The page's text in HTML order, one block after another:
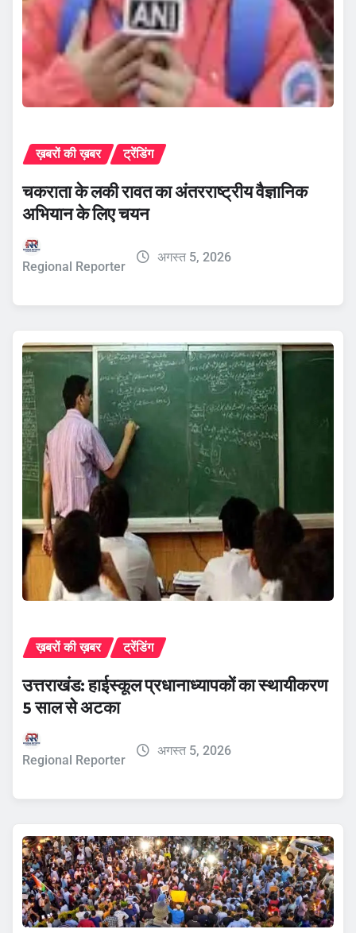
ख़बरों की ख़बर ट्रेंडिंग
चकराता के लकी रावत का अंतरराष्ट्रीय वैज्ञानिक
अभियान के लिए चयन
Regional Reporter
अगस्त 5, 2026
ख़बरों की ख़बर ट्रेंडिंग
उत्तराखंड: हाईस्कूल प्रधानाध्यापकों का स्थायीकरण
5 साल से अटका
Regional Reporter
अगस्त 5, 2026